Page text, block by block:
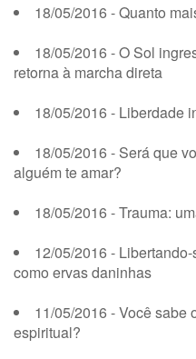
18/05/2016 - Quanto
18/05/2016 - O Sol
retorna à marcha direta
18/05/2016 - Liberdade
18/05/2016 - Será que
alguém te amar?
18/05/2016 - Trauma:
12/05/2016 -
como ervas daninhas
11/05/2016 - Você sabe
espiritual?